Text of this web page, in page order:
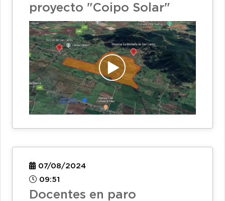
proyecto "Coipo Solar"
07/08/2024
09:51
Docentes en paro